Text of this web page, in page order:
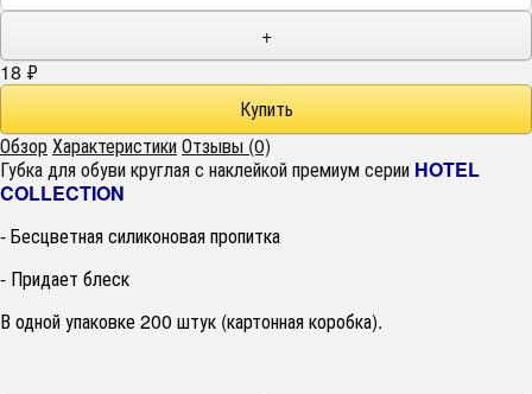
+
18 ₽
ОбзорХарактеристикиОтзывы (0)
Губка для обуви круглая с наклейкой премиум серии HOTEL
COLLECTION
- Бесцветная силиконовая пропитка
- Придает блеск
В одной упаковке 200 штук (картонная коробка).